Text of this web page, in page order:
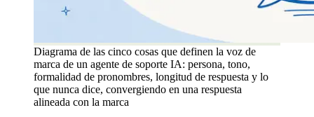
Diagrama de las cinco cosas que definen la voz de
marca de un agente de soporte IA: persona, tono,
formalidad de pronombres, longitud de respuesta y lo
que nunca dice, convergiendo en una respuesta
alineada con la marca